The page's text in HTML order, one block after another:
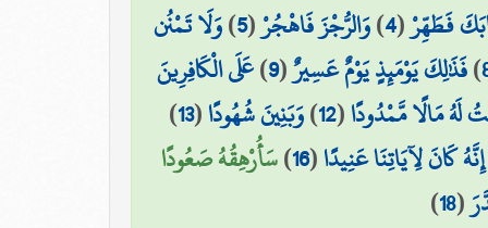
فَطَهِّرْ(
4
)وَالرُّجْزَ فَاهْجُرْ(
5
)وَلَا تَمْنُن
)فَذَٰلِكَ يَوْمَئِذٍ يَوْمٌ عَسِيرٌ(
9
)عَلَى الْكَافِرِينَ
لَهُ مَالًا مَّمْدُودًا(
12
)وَبَنِينَ شُهُودًا(
13
)
كَانَ لِآيَاتِنَا عَنِيدًا(
16
)سَأُرْهِقُهُ صَعُودًا
(
18
)